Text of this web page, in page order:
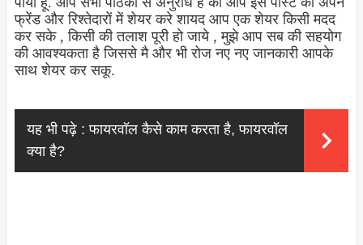
फ्रेंड और रिश्तेदारों में शेयर करे शायद आप एक शेयर किसी मदद
कर सके , किसी की तलाश पूरी हो जाये , मुझे आप सब की सहयोग
की आवश्यकता है जिससे मै और भी रोज नए नए जानकारी आपके
साथ शेयर कर सकू.
यह भी पढ़े : फायरवॉल कैसे काम करता है, फायरवॉल
क्या है?